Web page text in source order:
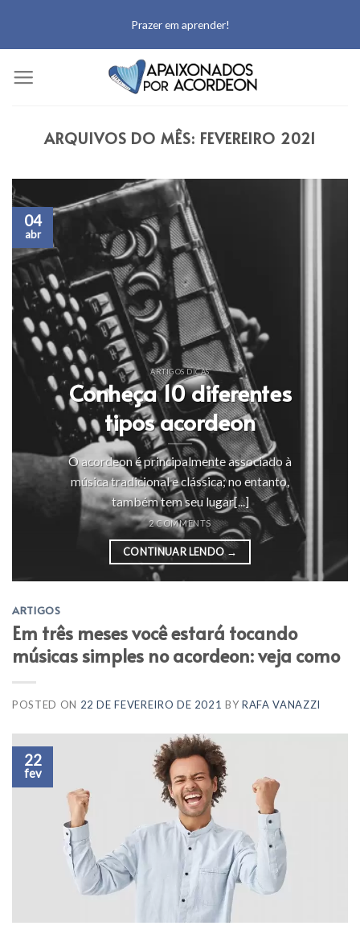
Prazer em aprender!
ARQUIVOS DO MÊS: FEVEREIRO 2021
ARTIGOS DICAS
Conheça 10 diferentes
tipos acordeon
O acordeon é principalmente associado à
música tradicional e clássica; no entanto,
também tem seu lugar[...]
2 COMMENTS
CONTINUAR LENDO →
04
abr
ARTIGOS
Em três meses você estará tocando
músicas simples no acordeon: veja como
POSTED ON 22 DE FEVEREIRO DE 2021 BYRAFA VANAZZI
22
fev